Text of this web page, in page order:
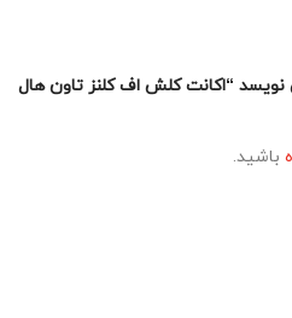
“اکانت کلش اف کلنز تاون هال
باشید.